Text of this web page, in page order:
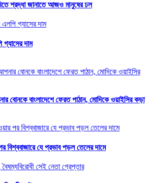
শ্রদ্ধা জানাতে আজও মানুষের ঢল
দাম
বোনকে বাংলাদেশে ফেরত পাঠান, মোদিকে ওয়াইসির কড়া
বিশ্ববাজারে যে প্রভাব পড়ল তেলের দামে